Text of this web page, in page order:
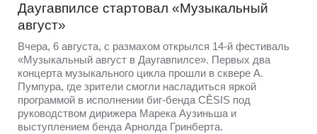
Даугавпилсе стартовал «Музыкальный
август»
Вчера, 6 августа, с размахом открылся 14-й фестиваль
«Музыкальный август в Даугавпилсе». Первых два
концерта музыкального цикла прошли в сквере А.
Пумпура, где зрители смогли насладиться яркой
программой в исполнении биг-бенда CĒSIS под
руководством дирижера Марека Аузиньша и
выступлением бенда Арнолда Гринберта.